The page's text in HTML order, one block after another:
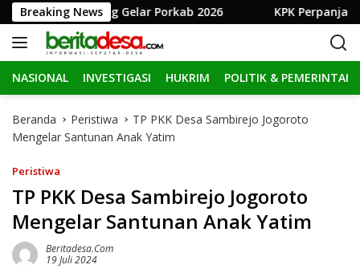
a
g
u
Breaking News
Gelar Porkab 2026 KPK Perpanjang
NASIONAL INVESTIGASI HUKRIM POLITIK & PEMERINTAH
Beranda Peristiwa
TP PKK Desa Sambirejo Jogoroto
Mengelar Santunan Anak Yatim
Peristiwa
TP PKK Desa Sambirejo Jogoroto
Mengelar Santunan Anak Yatim
Beritadesa.com
19 Juli 2024